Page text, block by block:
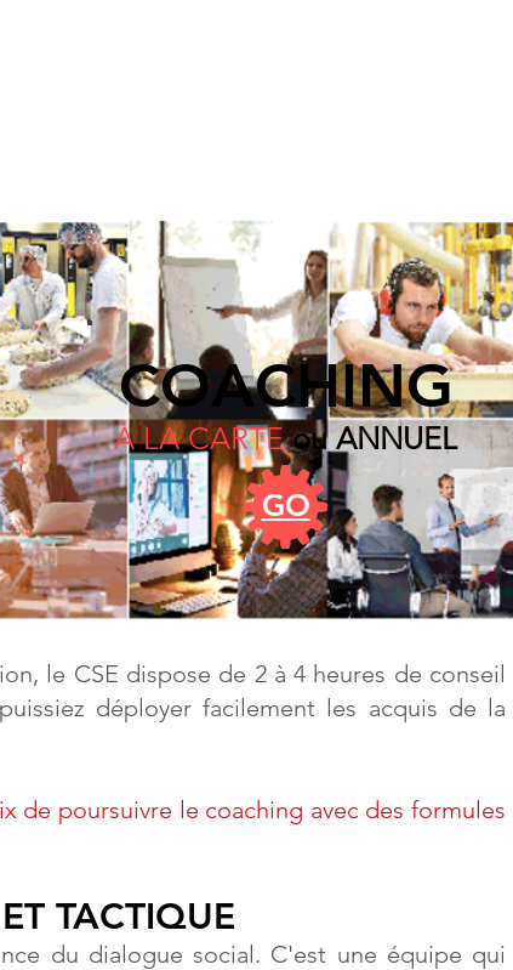
COACHING
À LA CARTE ou ANNUEL
GO
le CSE dispose de 2 à 4 heures de conseil
déployer facilement les acquis de la
de poursuivre le coaching avec des formules
TACTIQUE
du dialogue social. C'est une équipe qui